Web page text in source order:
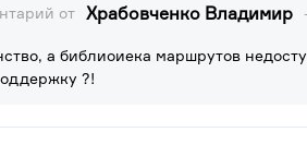
от Храбовченко Владимир
а библиоиека маршрутов
?!